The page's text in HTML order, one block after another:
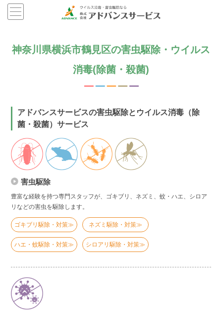
神奈川県横浜市鶴見区の害虫駆除・ウイルス
消毒(除菌・殺菌)
アドバンスサービスの害虫駆除とウイルス消毒（除
菌・殺菌）サービス
害虫駆除
豊富な経験を持つ専門スタッフが、ゴキブリ、ネズミ、蚊・ハエ、シロア
リなどの害虫を駆除します。
ゴキブリ駆除・対策≫ ネズミ駆除・対策≫
ハエ・蚊駆除・対策≫ シロアリ駆除・対策≫